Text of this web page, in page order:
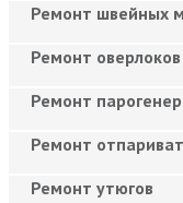
Ремонт швейных
Ремонт оверлоков
Ремонт
Ремонт
Ремонт утюгов